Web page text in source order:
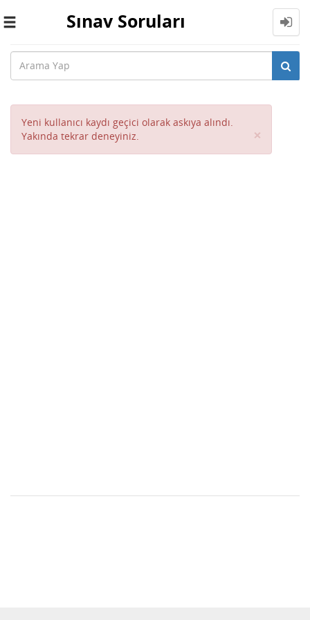
Toggle
Sınav Soruları
Yeni kullanıcı kaydı geçici olarak askıya alındı.
Yakında tekrar deneyiniz.
×